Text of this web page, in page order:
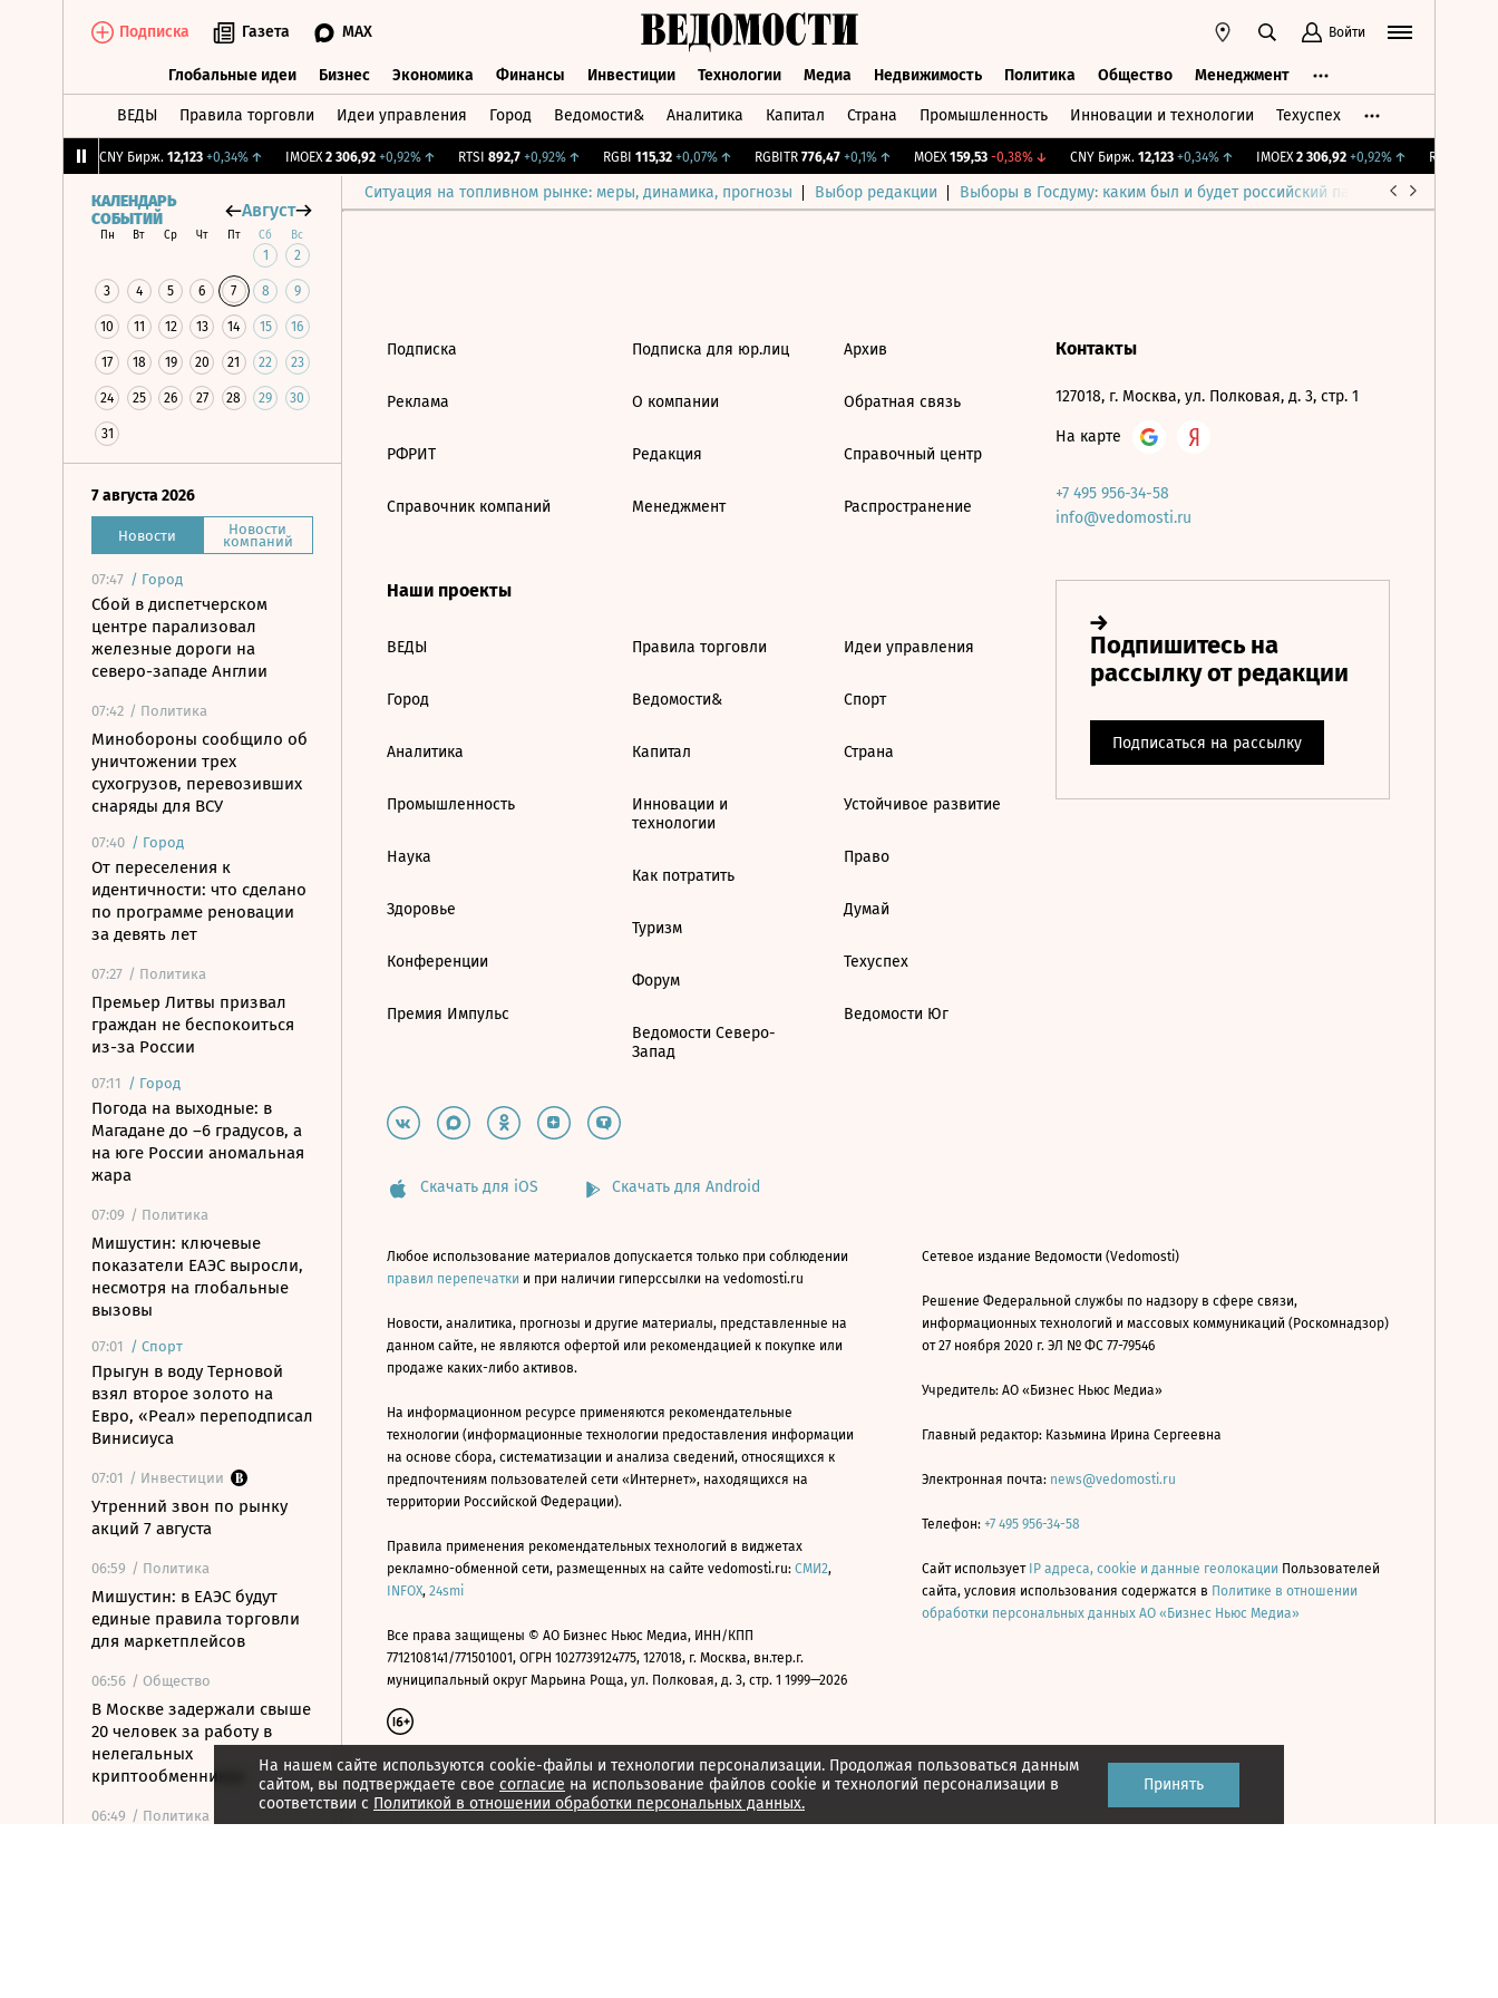
Подписка Газета MAX Войти
Глобальные идеи Бизнес Экономика Финансы Инвестиции Технологии Медиа Недвижимость Политика Общество Менеджмент
ВЕДЫ Правила торговли Идеи управления Город Ведомости& Аналитика Капитал Страна Промышленность Инновации и технологии Техуспех
CNY Бирж. 12,123 +0,34%↑ IMOEX 2 306,92 +0,92%↑ RTSI 892,7 +0,92%↑ RGBI 115,32 +0,07%↑ RGBITR 776,47 +0,1%↑ MOEX 159,53 -0,38%↓ CNY Бирж. 12,123 +0,34%↑ IMOEX 2 306,92 +0,92%↑ RTSI
Ситуация на топливном рынке: меры, динамика, прогнозы Выбор редакции Выборы в Госдуму: каким был и будет российский парламент
КАЛЕНДАРЬ
СОБЫТИЙ
Август
Пн Вт Ср Чт Пт Сб Вс
1 2
3 4 5 6 7 8 9
10 11 12 13 14 15 16
17 18 19 20 21 22 23
24 25 26 27 28 29 30
31
7 августа 2026
Новости Новости
компаний
07:47 / Город
Сбой в диспетчерском
центре парализовал
железные дороги на
северо-западе Англии
07:42 / Политика
Минобороны сообщило об
уничтожении трех
сухогрузов, перевозивших
снаряды для ВСУ
07:40 / Город
От переселения к
идентичности: что сделано
по программе реновации
за девять лет
07:27 / Политика
Премьер Литвы призвал
граждан не беспокоиться
из-за России
07:11 / Город
Погода на выходные: в
Магадане до –6 градусов, а
на юге России аномальная
жара
07:09 / Политика
Мишустин: ключевые
показатели ЕАЭС выросли,
несмотря на глобальные
вызовы
07:01 / Спорт
Прыгун в воду Терновой
взял второе золото на
Евро, «Реал» переподписал
Винисиуса
07:01 / Инвестиции
Утренний звон по рынку
акций 7 августа
06:59 / Политика
Мишустин: в ЕАЭС будут
единые правила торговли
для маркетплейсов
06:56 / Общество
В Москве задержали свыше
20 человек за работу в
нелегальных
криптообменниках
06:49 / Политика
На нашем сайте используются cookie-файлы и технологии персонализации. Продолжая пользоваться данным
сайтом, вы подтверждаете свое согласие на использование файлов cookie и технологий персонализации в
соответствии с Политикой в отношении обработки персональных данных.
Принять
Подписка
Реклама
РФРИТ
Справочник компаний
Подписка для юр.лиц
О компании
Редакция
Менеджмент
Архив
Обратная связь
Справочный центр
Распространение
Наши проекты
ВЕДЫ
Город
Аналитика
Промышленность
Наука
Здоровье
Конференции
Премия Импульс
Правила торговли
Ведомости&
Капитал
Инновации и
технологии
Как потратить
Туризм
Форум
Ведомости Северо-
Запад
Идеи управления
Спорт
Страна
Устойчивое развитие
Право
Думай
Техуспех
Ведомости Юг
Контакты
127018, г. Москва, ул. Полковая, д. 3, стр. 1
На карте
+7 495 956-34-58
info@vedomosti.ru
Скачать для iOS Скачать для Android
Любое использование материалов допускается только при соблюдении
правил перепечатки и при наличии гиперссылки на vedomosti.ru
Новости, аналитика, прогнозы и другие материалы, представленные на
данном сайте, не являются офертой или рекомендацией к покупке или
продаже каких-либо активов.
На информационном ресурсе применяются рекомендательные
технологии (информационные технологии предоставления информации
на основе сбора, систематизации и анализа сведений, относящихся к
предпочтениям пользователей сети «Интернет», находящихся на
территории Российской Федерации).
Правила применения рекомендательных технологий в виджетах
рекламно-обменной сети, размещенных на сайте vedomosti.ru: СМИ2,
INFOX, 24smi
Все права защищены © АО Бизнес Ньюс Медиа, ИНН/КПП
7712108141/771501001, ОГРН 1027739124775, 127018, г. Москва, вн.тер.г.
муниципальный округ Марьина Роща, ул. Полковая, д. 3, стр. 1 1999—2026
Сетевое издание Ведомости (Vedomosti)
Решение Федеральной службы по надзору в сфере связи,
информационных технологий и массовых коммуникаций (Роскомнадзор)
от 27 ноября 2020 г. ЭЛ № ФС 77-79546
Учредитель: АО «Бизнес Ньюс Медиа»
Главный редактор: Казьмина Ирина Сергеевна
Электронная почта: news@vedomosti.ru
Телефон: +7 495 956-34-58
Сайт использует IP адреса, cookie и данные геолокации Пользователей
сайта, условия использования содержатся в Политике в отношении
обработки персональных данных АО «Бизнес Ньюс Медиа»